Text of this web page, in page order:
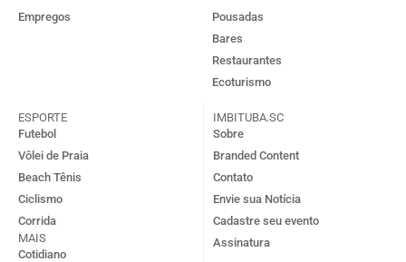
Empregos
Pousadas
Bares
Restaurantes
Ecoturismo
ESPORTE
Futebol
Vôlei de Praia
Beach Tênis
Ciclismo
Corrida
MAIS
Cotidiano
IMBITUBA.SC
Sobre
Branded Content
Contato
Envie sua Notícia
Cadastre seu evento
Assinatura